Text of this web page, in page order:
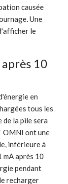
causée
Une
le
10
en
tous les
de la pile sera
OMNI ont une
inférieure à
mA après 10
pendant
recharger